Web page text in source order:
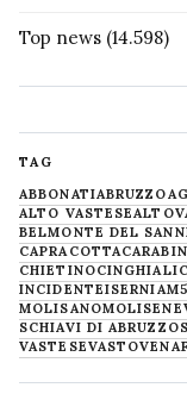
Top news (14.598)
TAG
ABBONATIABRUZZO
ALTO VASTESE
BELMONTE DEL
CAPRACOTTA
CHIETINOCINGHIALI
INCIDENTEISERNIA
MOLISANOMOLISE
SCHIAVI DI ABRUZZO
VASTESEVASTO